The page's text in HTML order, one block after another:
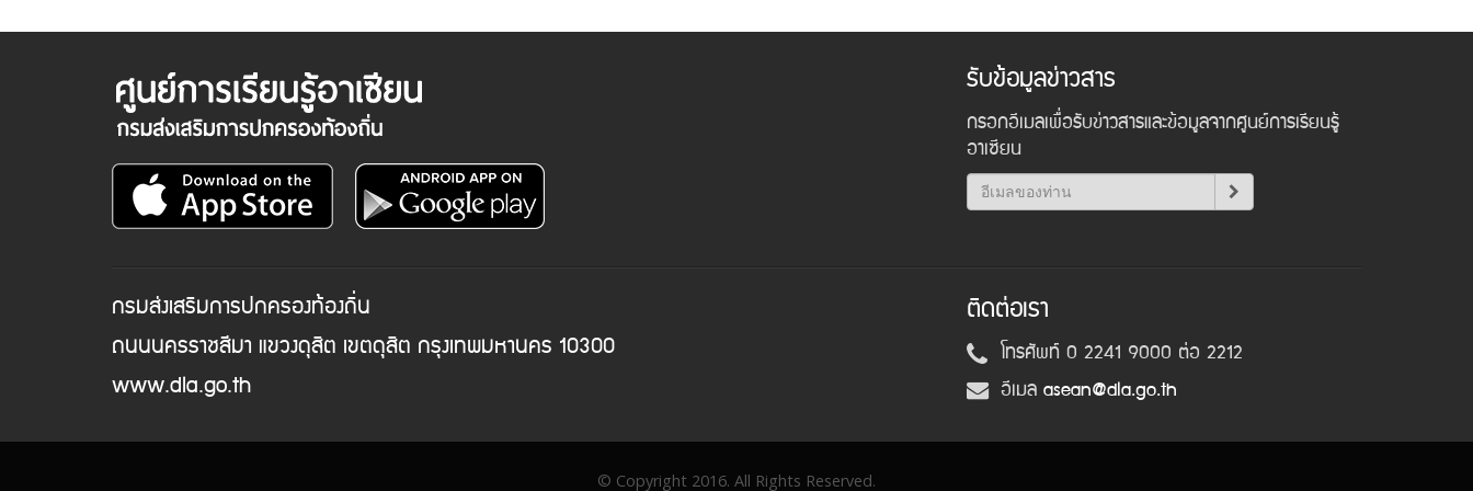
รับข้อมูลข่าวสาร
กรอกอีเมลเพื่อรับข่าวสารและข้อมูลจากศูนย์การเรียนรู้
อาเซียน
กรมส่งเสริมการปกครองท้องถิ่น
ถนนนครราชสีมา แขวงดุสิต เขตดุสิต กรุงเทพมหานคร 10300
www.dla.go.th
ติดต่อเรา
โทรศัพท์ 0 2241 9000 ต่อ 2212
อีเมล asean@dla.go.th
© Copyright 2016. All Rights Reserved.